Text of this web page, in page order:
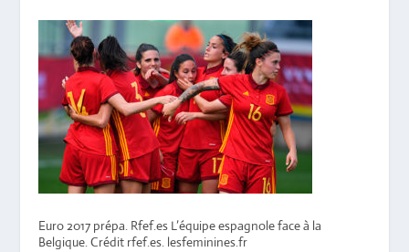
Euro 2017 prépa. Rfef.es L’équipe espagnole face à la
Belgique. Crédit rfef.es. lesfeminines.fr